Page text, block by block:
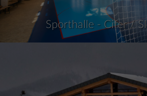
Sporthalle - Cifer /